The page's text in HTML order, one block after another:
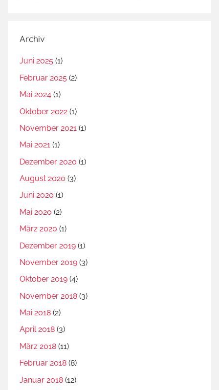
Archiv
Juni 2025 (1)
Februar 2025 (2)
Mai 2024 (1)
Oktober 2022 (1)
November 2021 (1)
Mai 2021 (1)
Dezember 2020 (1)
August 2020 (3)
Juni 2020 (1)
Mai 2020 (2)
März 2020 (1)
Dezember 2019 (1)
November 2019 (3)
Oktober 2019 (4)
November 2018 (3)
Mai 2018 (2)
April 2018 (3)
März 2018 (11)
Februar 2018 (8)
Januar 2018 (12)